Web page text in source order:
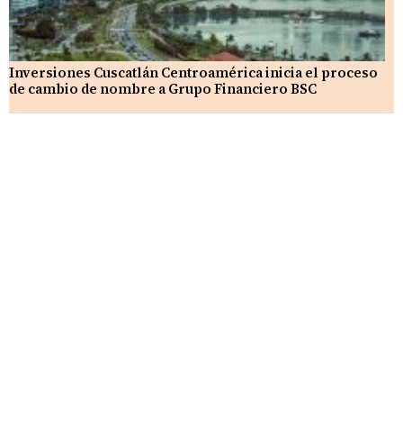
Inversiones Cuscatlán Centroamérica inicia el proceso
de cambio de nombre a Grupo Financiero BSC